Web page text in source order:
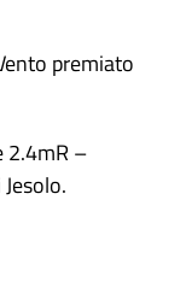
premiato
–